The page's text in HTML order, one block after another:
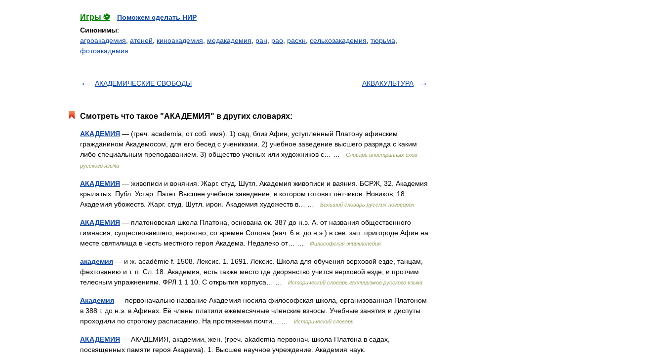
Игры ⚽
Поможем сделать НИР
Синонимы:
агроакадемия атеней киноакадемия медакадемия ран рао расхн сельхозакадемия тюрьма
фотоакадемия
АКАДЕМИЧЕСКИЕ СВОБОДЫ АКВАКУЛЬТУРА
Смотреть что такое "АКАДЕМИЯ" в других словарях:
АКАДЕМИЯ — (греч. academia, от соб. имя). 1) сад, близ Афин, уступленный Платону афинским
гражданином Академосом, для его бесед с учениками. 2) учебное заведение высшего разряда с каким
либо специальным преподаванием. 3) общество ученых или художников с… …
Словарь иностранных слов
русского языка
АКАДЕМИЯ — живописи и воняния. Жарг. студ. Шутл. Академия живописи и ваяния. БСРЖ, 32. Академия
крылатых. Публ. Устар. Патет. Высшее учебное заведение, в котором готовят лётчиков. Новиков, 18.
Академия убожеств. Жарг. студ. Шутл. ирон. Академия художеств в… …
Большой словарь русских поговорок
АКАДЕМИЯ — платоновская школа Платона, основана ок. 387 до н.э. А. от названия общественного
гимнасия, существовавшего, вероятно, со времен Солона (нач. 6 в. до н.э.) в сев. зап. пригороде Афин на
месте святилища в честь местного героя Академа. Недалеко от… …
Философская энциклопедия
академия — и ж. académie f. 1508. Лексис. 1. 1691. Лексис. Школа для обучения верховой езде, танцам,
фехтованию и т. п. Сл. 18. Академия, есть также место где дворянство учится верховой езде, и протчим
телесным упражнениям. ФРЛ 1 1 10. С открытия корпуса… …
Исторический словарь галлицизмов русского языка
Академия — первоначально название Академия носила философская школа, организованная Платоном
в 388 г. до н.э. в Афинах. Её члены платили ежемесячные членские взносы. Учебные занятия и диспуты
проходили по строгому расписанию. На протяжении почти… …
Исторический словарь
АКАДЕМИЯ — АКАДЕМИЯ, академии, жен. (греч. akademia первонач. школа Платона в садах,
посвященных памяти героя Академа). 1. Высшее научное учреждение. Академия наук.